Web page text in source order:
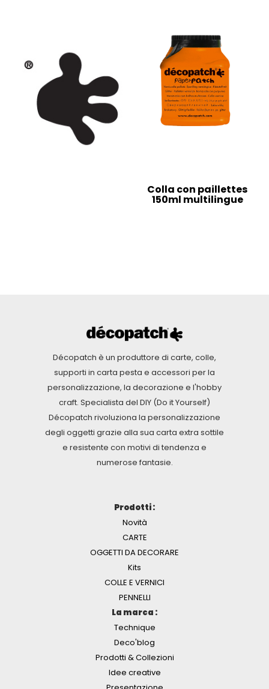
Colla con paillettes
150ml multilingue
Décopatch è un produttore di carte, colle,
supporti in carta pesta e accessori per la
personalizzazione, la decorazione e l'hobby
craft. Specialista del DIY (Do it Yourself)
Décopatch rivoluziona la personalizzazione
degli oggetti grazie alla sua carta extra sottile
e resistente con motivi di tendenza e
numerose fantasie.
Prodotti :
Novità
CARTE
OGGETTI DA DECORARE
Kits
COLLE E VERNICI
PENNELLI
La marca :
Technique
Deco'blog
Prodotti & Collezioni
Idee creative